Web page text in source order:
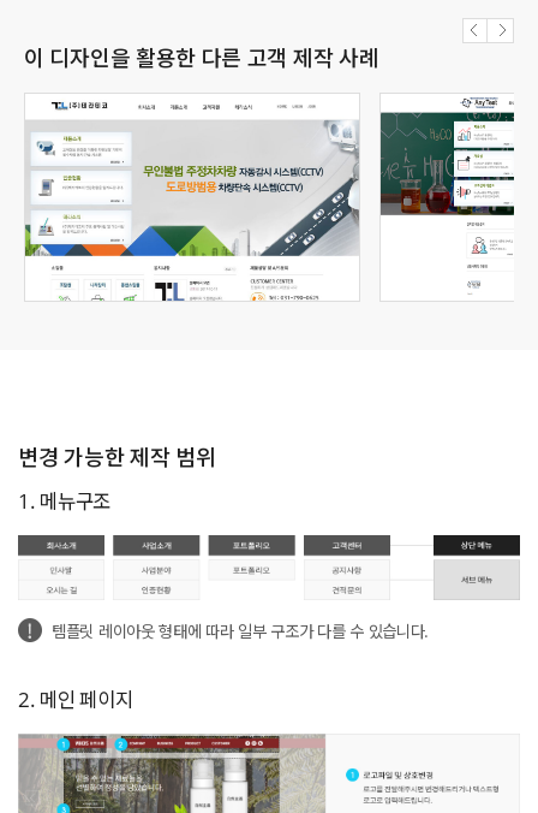
이 디자인을 활용한 다른 고객 제작 사례
변경 가능한 제작 범위
1. 메뉴구조
템플릿 레이아웃 형태에 따라 일부 구조가 다를 수 있습니다.
2. 메인 페이지